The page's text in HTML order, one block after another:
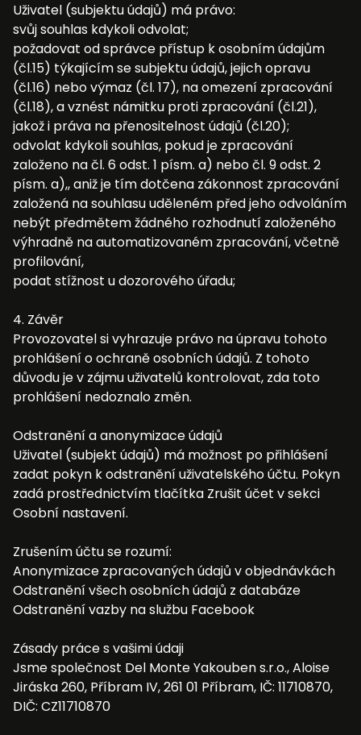
Uživatel (subjektu údajů) má právo:
svůj souhlas kdykoli odvolat;
požadovat od správce přístup k osobním údajům
(čl.15) týkajícím se subjektu údajů, jejich opravu
(čl.16) nebo výmaz (čl. 17), na omezení zpracování
(čl.18), a vznést námitku proti zpracování (čl.21),
jakož i práva na přenositelnost údajů (čl.20);
odvolat kdykoli souhlas, pokud je zpracování
založeno na čl. 6 odst. 1 písm. a) nebo čl. 9 odst. 2
písm. a),, aniž je tím dotčena zákonnost zpracování
založená na souhlasu uděleném před jeho odvoláním
nebýt předmětem žádného rozhodnutí založeného
výhradně na automatizovaném zpracování, včetně
profilování,
podat stížnost u dozorového úřadu;
4. Závěr
Provozovatel si vyhrazuje právo na úpravu tohoto
prohlášení o ochraně osobních údajů. Z tohoto
důvodu je v zájmu uživatelů kontrolovat, zda toto
prohlášení nedoznalo změn.
Odstranění a anonymizace údajů
Uživatel (subjekt údajů) má možnost po přihlášení
zadat pokyn k odstranění uživatelského účtu. Pokyn
zadá prostřednictvím tlačítka Zrušit účet v sekci
Osobní nastavení.
Zrušením účtu se rozumí:
Anonymizace zpracovaných údajů v objednávkách
Odstranění všech osobních údajů z databáze
Odstranění vazby na službu Facebook
Zásady práce s vašimi údaji
Jsme společnost Del Monte Yakouben s.r.o., Aloise
Jiráska 260, Příbram IV, 261 01 Příbram, IČ: 11710870,
DIČ: CZ11710870